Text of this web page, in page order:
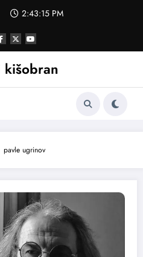
2:43:16 PM
pavle ugrinov